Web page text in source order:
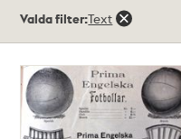
träffar
Valda filter:Text